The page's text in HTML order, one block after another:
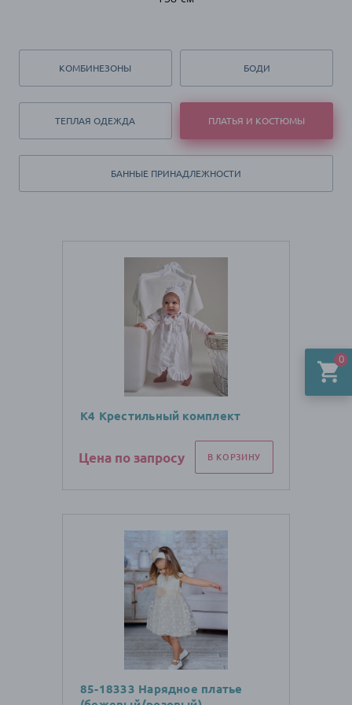
0
КОМБИНЕЗОНЫ БОДИ
ТЕПЛАЯ ОДЕЖДА ПЛАТЬЯ И КОСТЮМЫ
БАННЫЕ ПРИНАДЛЕЖНОСТИ
К4 Крестильный комплект
Цена по запросу В КОРЗИНУ
85-18333 Нарядное платье